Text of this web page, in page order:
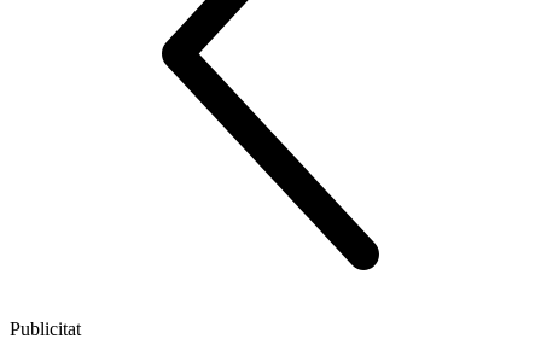
Publicitat